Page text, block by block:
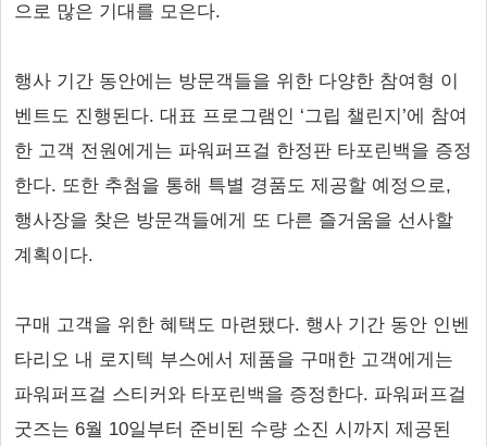
으로 많은 기대를 모은다.
행사 기간 동안에는 방문객들을 위한 다양한 참여형 이
벤트도 진행된다. 대표 프로그램인 ‘그립 챌린지’에 참여
한 고객 전원에게는 파워퍼프걸 한정판 타포린백을 증정
한다. 또한 추첨을 통해 특별 경품도 제공할 예정으로,
행사장을 찾은 방문객들에게 또 다른 즐거움을 선사할
계획이다.
구매 고객을 위한 혜택도 마련됐다. 행사 기간 동안 인벤
타리오 내 로지텍 부스에서 제품을 구매한 고객에게는
파워퍼프걸 스티커와 타포린백을 증정한다. 파워퍼프걸
굿즈는 6월 10일부터 준비된 수량 소진 시까지 제공된